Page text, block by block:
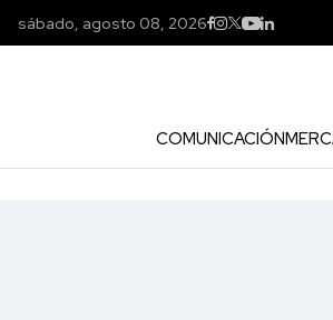
sábado, agosto 08, 2026
COMUNICACIÓN